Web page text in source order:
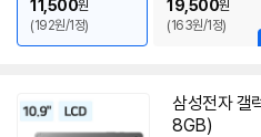
요오드: 150ug 아연: 8.5mg / 구리: 0.8mg
롬: 30ug / 몰리브덴: 25ug / [효능] 영양보충
00원
11,500원
(192원/1정)
19,500원
(163원/1정)
삼성전자 갤
8GB)